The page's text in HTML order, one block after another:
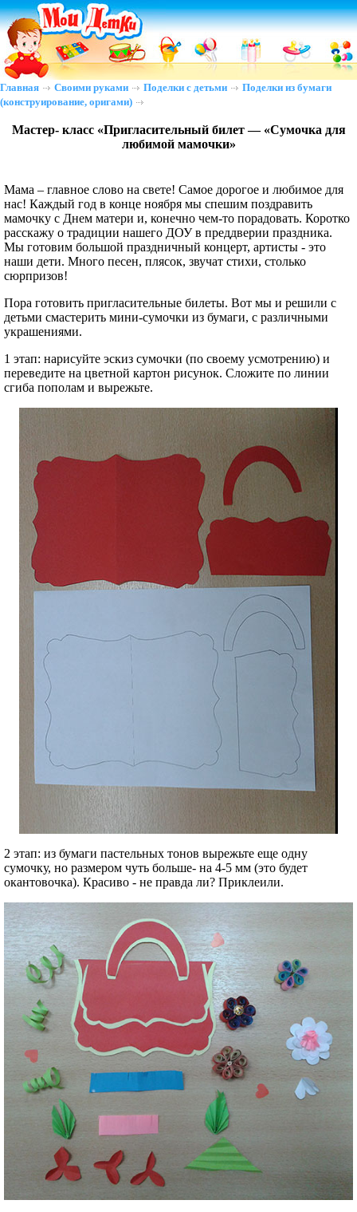
Главная Своими руками Поделки с детьми
Поделки из бумаги
(конструирование, оригами)
Мастер- класс «Пригласительный билет — «Сумочка для
любимой мамочки»
Мама – главное слово на свете! Самое дорогое и любимое для
нас! Каждый год в конце ноября мы спешим поздравить
мамочку с Днем матери и, конечно чем-то порадовать. Коротко
расскажу о традиции нашего ДОУ в преддверии праздника.
Мы готовим большой праздничный концерт, артисты - это
наши дети. Много песен, плясок, звучат стихи, столько
сюрпризов!
Пора готовить пригласительные билеты. Вот мы и решили с
детьми смастерить мини-сумочки из бумаги, с различными
украшениями.
1 этап: нарисуйте эскиз сумочки (по своему усмотрению) и
переведите на цветной картон рисунок. Сложите по линии
сгиба пополам и вырежьте.
2 этап: из бумаги пастельных тонов вырежьте еще одну
сумочку, но размером чуть больше- на 4-5 мм (это будет
окантовочка). Красиво - не правда ли? Приклеили.